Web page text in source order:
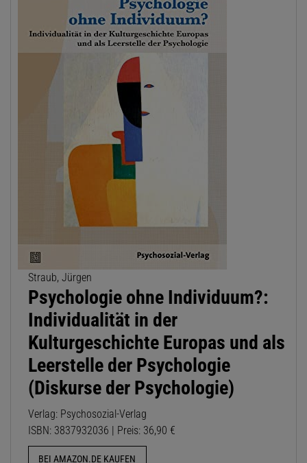
Straub, Jürgen
Psychologie ohne Individuum?:
Individualität in der
Kulturgeschichte Europas und als
Leerstelle der Psychologie
(Diskurse der Psychologie)
Verlag: Psychosozial-Verlag
ISBN: 3837932036 | Preis: 36,90 €
BEI AMAZON.DE KAUFEN